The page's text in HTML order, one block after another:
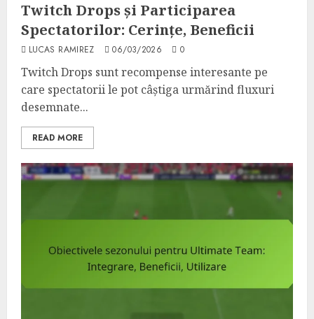
Twitch Drops și Participarea
Spectatorilor: Cerințe, Beneficii
LUCAS RAMIREZ 06/03/2026 0
Twitch Drops sunt recompense interesante pe
care spectatorii le pot câștiga urmărind fluxuri
desemnate...
READ MORE